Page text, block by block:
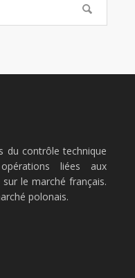
du contrôle technique
liées aux
le marché français.
polonais.